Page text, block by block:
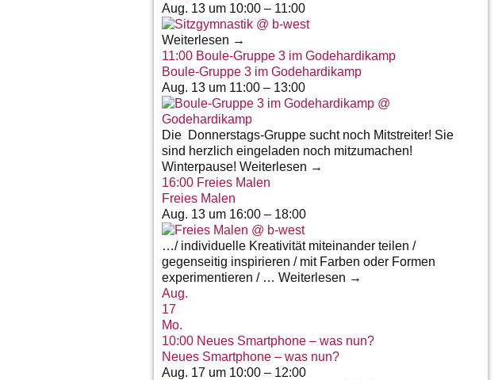
Aug. 13 um 10:00 – 11:00
Weiterlesen →
11:00 Boule-Gruppe 3 im Godehardikamp
Boule-Gruppe 3 im Godehardikamp
Aug. 13 um 11:00 – 13:00
Die Donnerstags-Gruppe sucht noch Mitstreiter! Sie
sind herzlich eingeladen noch mitzumachen!
Winterpause! Weiterlesen →
16:00 Freies Malen
Freies Malen
Aug. 13 um 16:00 – 18:00
…/ individuelle Kreativität miteinander teilen /
gegenseitig inspirieren / mit Farben oder Formen
experimentieren / … Weiterlesen →
Aug.
17
Mo.
10:00 Neues Smartphone – was nun?
Neues Smartphone – was nun?
Aug. 17 um 10:00 – 12:00